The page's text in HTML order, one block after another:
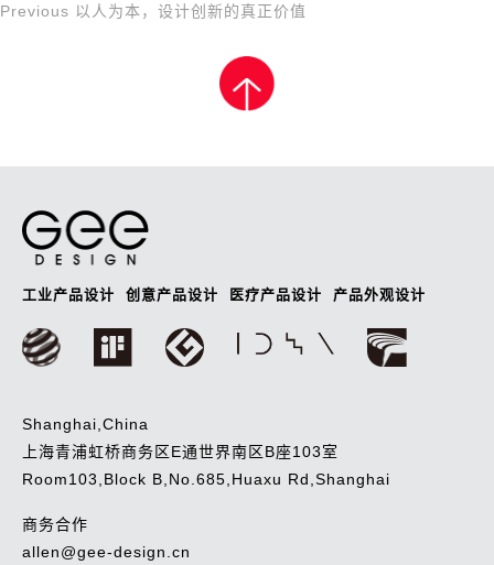
文
Previous
Previous 以人为本，设计创新的真正价值
工业产品设计 创意产品设计 医疗产品设计 产品外观设计
Shanghai,China
上海青浦虹桥商务区E通世界南区B座103室
Room103,Block B,No.685,Huaxu Rd,Shanghai
商务合作
allen@gee-design.cn